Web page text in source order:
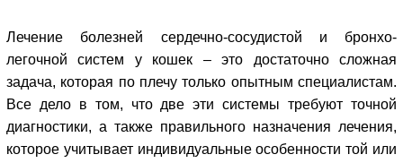
Лечение болезней сердечно-сосудистой и бронхо-
легочной систем у кошек – это достаточно сложная
задача, которая по плечу только опытным специалистам.
Все дело в том, что две эти системы требуют точной
диагностики, а также правильного назначения лечения,
которое учитывает индивидуальные особенности той или